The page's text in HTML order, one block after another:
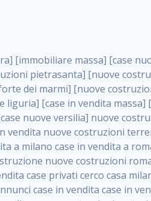
edile napoli nuove costruzioni pescara casa risorse immobiliari, vendita immobili commerciali . immobili in costruzione villette nuove villette nuove in vendita gabetti imprese edili verona nuove costruzioni milano sud nuovi immobili nuove costruzioni legnano, vendita immobili commerciali . cantieri nuove costruzioni milano villa nuova case vendita nuove costruzioni appartamenti in vendita nuovi immobili nuovi costruttori case imprese edili brescia nuovi appartamenti milano case in vendita selva nera casa nuova retecasa case nuova costruzione in vendita monolocale imprese edili firenze imprese edili padova frimm vendita case dragona nuove costruzioni vendita imprese edili parma imprese di costruzioni milano immobiliare toscano frimm immobiliare roma case case dal costruttore acquisto terreno agricolo imprese edili italiane roma vende casa case nuove a milano nuove costruzioni a roma imprese costruzioni roma cerco casa nuova immobili di nuova costruzione case in vendita castelverde roma impresa edile palermo rent to buy roma nuove costruzioni, vendita immobili commerciali . tempocasa case in vendita a riscatto nuove costruzioni varese nuove costruzioni bolzano vendita case in costruzione nuove costruzioni lecce cantiere milano costruire villa imprese edili treviso impresa edile catania case in vendita roma tiburtina vendita appartamenti nuova costruzione vendita immobili commerciali case nuove in vendita milano nuove costruzioni seregno cerca casa vendita cerco casa milano vendita nuove costruzioni milano ovest vendita case nuove milano imprese edili modena nuove costruzioni milano centro case in vendita aranova nuove abitazioni, vendita immobili commerciali ., vendita immobili commerciali . nuove costruzioni brescia nuove costruzioni como appartamenti nuovi in vendita a milano case in vendita bologna nuove costruzioni appartamenti in vendita milano nuova costruzione imprese edili como morena nuove costruzioni nuove costruzioni case vendita appartamenti nuovi nuove costruzioni salerno eurekasa villette in costruzione bilocali nuovi case nuove in vendita a roma case in vendita con permuta nuove costruzioni trento impresa edile varese imprese costruzioni milano imprese edili venezia case in vendita prenestina imprese edili spa nuove costruzioni gallarate roma nuove costruzioni case in nuova costruzione nuovi case nuove in vendita a milano nuove costruzioni loano nuovi cantieri milano imprese edili novara case in vendita roma est imprese di costruzioni roma appartamenti in costruzione milano nuovi cantieri cerco casa vendita milano nuove costruzioni brugherio vendita case da imprese edili imprese edili udine nuove costruzioni direttamente dal costruttore imprese edili vicenza case in vendita a loano nuova costruzione nuove villette prezzi case nuove case in vendita in costruzione compravendita terreno agricolo cantiere, vendita immobili commerciali . case in vendita milano navigli costruzione nuova casa costruzioni nuove milano nuove costruzioni roma rent to buy nuove costruzioni taranto palazzo in costruzione vendita appartamenti nuova costruzione milano centro costruzioni milano case in vendita milano nuove costruzioni case in vendita milano sud impresa edile como case nuove a roma boccea case in vendita